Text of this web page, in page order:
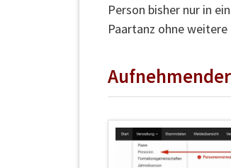
Person bisher nur in
Paartanz ohne